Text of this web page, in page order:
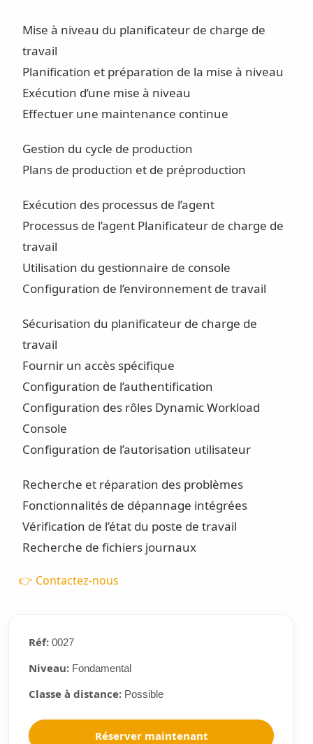
Mise à niveau du planificateur de charge de
travail
Planification et préparation de la mise à niveau
Exécution d’une mise à niveau
Effectuer une maintenance continue
Gestion du cycle de production
Plans de production et de préproduction
Exécution des processus de l’agent
Processus de l’agent Planificateur de charge de
travail
Utilisation du gestionnaire de console
Configuration de l’environnement de travail
Sécurisation du planificateur de charge de
travail
Fournir un accès spécifique
Configuration de l’authentification
Configuration des rôles Dynamic Workload
Console
Configuration de l’autorisation utilisateur
Recherche et réparation des problèmes
Fonctionnalités de dépannage intégrées
Vérification de l’état du poste de travail
Recherche de fichiers journaux
👉 Contactez-nous
Réf:0027
Niveau:Fondamental
Classe à distance:Possible
Réserver maintenant